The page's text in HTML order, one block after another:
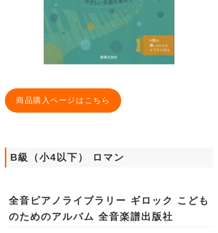
商品購入ページはこちら
B級（小4以下） ロマン
全音ピアノライブラリー ギロック こども
のためのアルバム 全音楽譜出版社